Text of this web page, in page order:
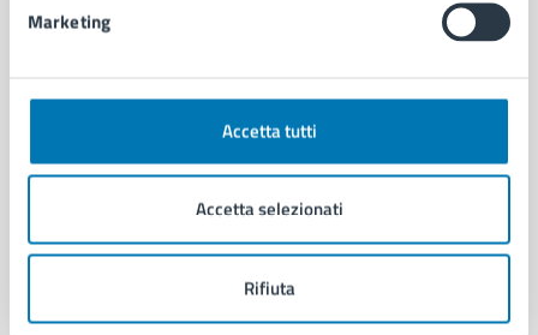
Marketing
Accetta tutti
Accetta selezionati
Rifiuta
AMMINISTRAZIONE
Organi di governo
Enti e fondazioni
Personale amministrativo
Intranet, posta aziendale e protocollo